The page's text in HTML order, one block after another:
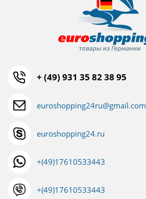
+ (49) 931 35 82 38 95
euroshopping24ru@gmail.com
euroshopping24.ru
+(49)17610533443
+(49)17610533443